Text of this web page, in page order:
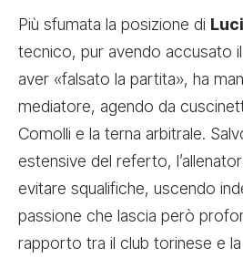
Più sfumata la posizione di
tecnico, pur avendo accusato
aver «falsato la partita», ha
mediatore, agendo da
Comolli e la terna arbitrale.
estensive del referto,
evitare squalifiche, uscendo
passione che lascia però
rapporto tra il club torinese e